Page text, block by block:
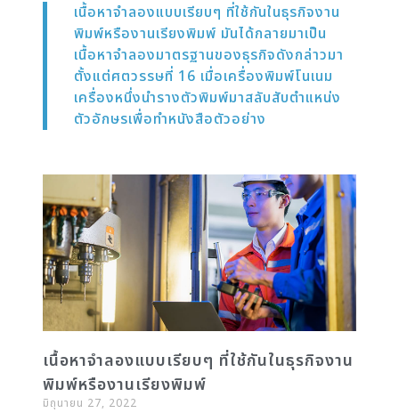
เนื้อหาจำลองแบบเรียบๆ ที่ใช้กันในธุรกิจงาน
พิมพ์หรืองานเรียงพิมพ์ มันได้กลายมาเป็น
เนื้อหาจำลองมาตรฐานของธุรกิจดังกล่าวมา
ตั้งแต่ศตวรรษที่ 16 เมื่อเครื่องพิมพ์โนเนม
เครื่องหนึ่งนำรางตัวพิมพ์มาสลับสับตำแหน่ง
ตัวอักษรเพื่อทำหนังสือตัวอย่าง
เนื้อหาจำลองแบบเรียบๆ ที่ใช้กันในธุรกิจงาน
พิมพ์หรืองานเรียงพิมพ์
มิถุนายน 27, 2022